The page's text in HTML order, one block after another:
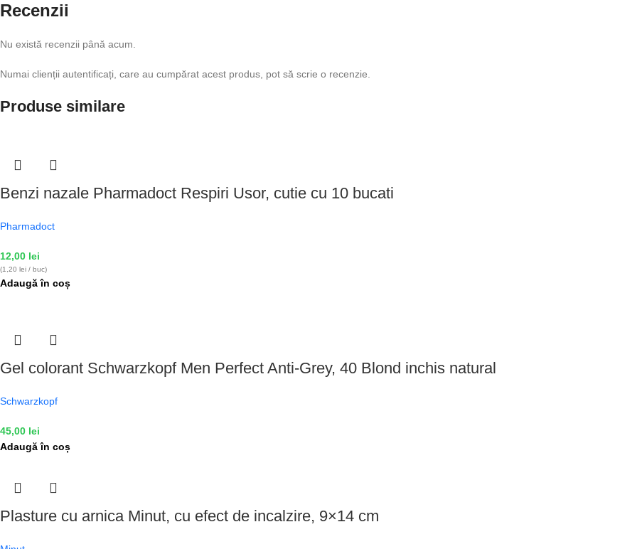
Recenzii
Nu există recenzii până acum.
Numai clienții autentificați, care au cumpărat acest produs, pot să scrie o recenzie.
Produse similare
Benzi nazale Pharmadoct Respiri Usor, cutie cu 10 bucati
Pharmadoct
12,00 lei
(1,20 lei / buc)
Adaugă în coș
Gel colorant Schwarzkopf Men Perfect Anti-Grey, 40 Blond inchis natural
Schwarzkopf
45,00 lei
Adaugă în coș
Plasture cu arnica Minut, cu efect de incalzire, 9×14 cm